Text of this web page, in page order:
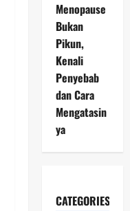
Menopause
Bukan
Pikun,
Kenali
Penyebab
dan Cara
Mengatasin
ya
CATEGORIES